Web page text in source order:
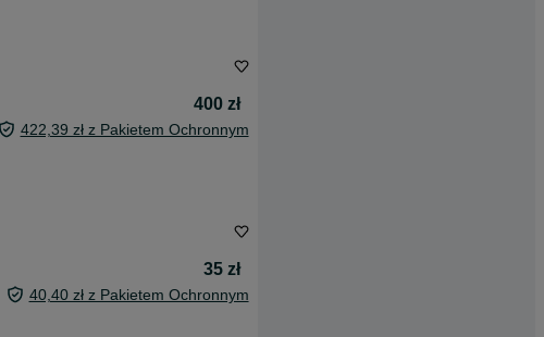
400 zł
422,39 zł z Pakietem Ochronnym
35 zł
40,40 zł z Pakietem Ochronnym